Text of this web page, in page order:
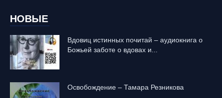
НОВЫЕ
Вдовиц истинных почитай – аудиокнига о
Божьей заботе о вдовах и...
Освобождение – Тамара Резникова